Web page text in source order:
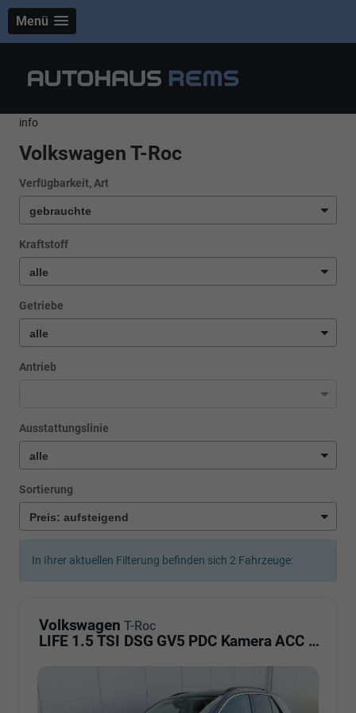
Menü
info
Volkswagen T-Roc
Verfügbarkeit, Art
Kraftstoff
Getriebe
Antrieb
Ausstattungslinie
Sortierung
In Ihrer aktuellen Filterung befinden sich 2 Fahrzeuge:
Volkswagen T-Roc
LIFE 1.5 TSI DSG GV5 PDC Kamera ACC LED Sunset